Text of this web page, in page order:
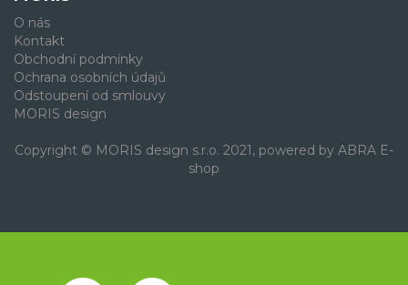
O nás
Kontakt
Obchodní podmínky
Ochrana osobních údajů
Odstoupení od smlouvy
MORIS design
Copyright © MORIS design s.r.o. 2021, powered by ABRA E-
shop